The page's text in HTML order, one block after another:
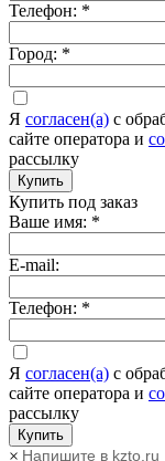
Телефон: *
Город: *
Я согласен(а) c
сайте оператора и
рассылку
Купить
Купить под заказ
Ваше имя: *
E-mail:
Телефон: *
Я согласен(а) c
сайте оператора и
рассылку
Купить
Напишите в kzto.ru
×